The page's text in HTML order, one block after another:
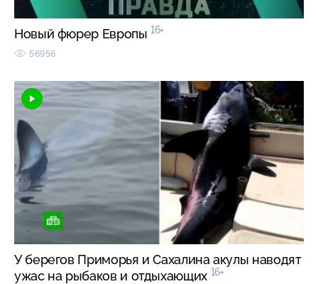
Новый фюрер Европы 16+
56956
У берегов Приморья и Сахалина акулы наводят
ужас на рыбаков и отдыхающих 16+